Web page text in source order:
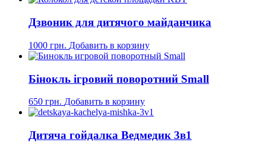
Дзвоник для дитячого майданчика
1000 грн. Добавить в корзину
Бінокль ігровий поворотний Small
650 грн. Добавить в корзину
Дитяча гойдалка Ведмедик 3в1